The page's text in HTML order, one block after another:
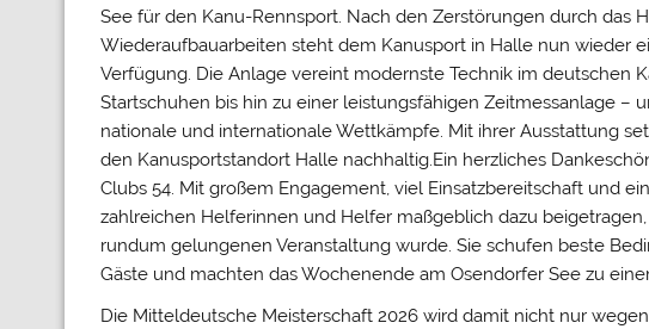
See für den Kanu-Rennsport. Nach den Zerstörungen durch das
Wiederaufbauarbeiten steht dem Kanusport in Halle nun wieder
Verfügung. Die Anlage vereint modernste Technik im deutschen
Startschuhen bis hin zu einer leistungsfähigen Zeitmessanlage –
nationale und internationale Wettkämpfe. Mit ihrer Ausstattung
den Kanusportstandort Halle nachhaltig.Ein herzliches
Clubs 54. Mit großem Engagement, viel Einsatzbereitschaft und
zahlreichen Helferinnen und Helfer maßgeblich dazu
rundum gelungenen Veranstaltung wurde. Sie schufen beste
Gäste und machten das Wochenende am Osendorfer See zu
Die Mitteldeutsche Meisterschaft 2026 wird damit nicht nur